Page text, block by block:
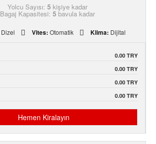
Yolcu Sayısı: 5kişiye kadar
Bagaj Kapasitesi: 5bavula kadar
Dizel Vites: Otomatik Klima: Dijital
0.00 TRY
0.00 TRY
0.00 TRY
0.00 TRY
Hemen Kiralayın